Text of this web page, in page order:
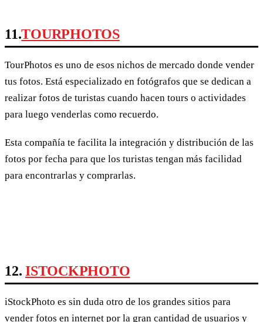
11.TOURPHOTOS
TourPhotos es uno de esos nichos de mercado donde vender
tus fotos. Está especializado en fotógrafos que se dedican a
realizar fotos de turistas cuando hacen tours o actividades
para luego venderlas como recuerdo.
Esta compañía te facilita la integración y distribución de las
fotos por fecha para que los turistas tengan más facilidad
para encontrarlas y comprarlas.
12.ISTOCKPHOTO
iStockPhoto es sin duda otro de los grandes sitios para
vender fotos en internet por la gran cantidad de usuarios y